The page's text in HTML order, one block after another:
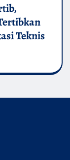
Teknis